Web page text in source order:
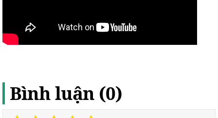
Bình luận (0)